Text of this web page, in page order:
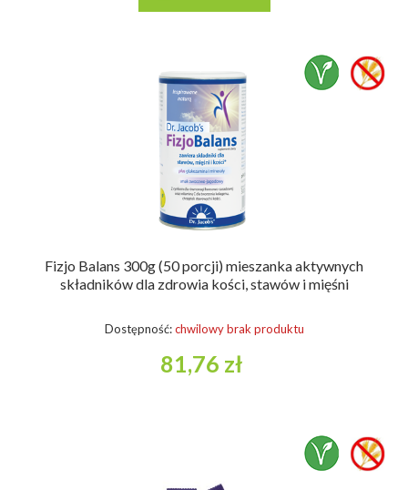
Fizjo Balans 300g (50 porcji) mieszanka aktywnych
składników dla zdrowia kości, stawów i mięśni
Dostępność: chwilowy brak produktu
81,76 zł